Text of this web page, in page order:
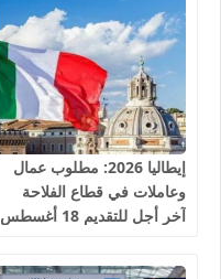
إيطاليا 2026: مطلوب عمال
وعاملات في قطاع الفلاحة
آخر أجل للتقديم 18 أغسطس